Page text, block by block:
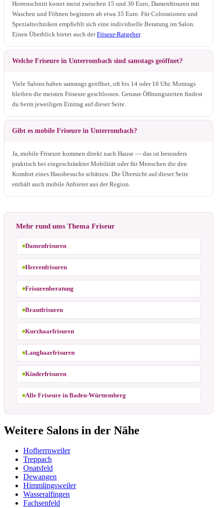
Herrenschnitt kostet meist zwischen 15 und 30 Euro, Damenfrisuren mit
Waschen und Föhnen beginnen ab etwa 35 Euro. Für Colorationen und
Spezialtechniken empfiehlt sich eine individuelle Beratung im Salon.
Einen Überblick bietet auch derFriseur-Ratgeber.
Welche Friseure in Unterrombach sind samstags geöffnet?
Viele Salons haben samstags geöffnet, oft bis 14 oder 16 Uhr. Montags
bleiben die meisten Friseure geschlossen. Genaue Öffnungszeiten findest
du beim jeweiligen Eintrag auf dieser Seite.
Gibt es mobile Friseure in Unterrombach?
Ja, mobile Friseure kommen direkt nach Hause — das ist besonders
praktisch bei eingeschränkter Mobilität oder für Menschen die den
Komfort eines Hausbesuchs schätzen. Die Übersicht auf dieser Seite
enthält auch mobile Anbieter aus der Region.
Mehr rund ums Thema Friseur
Damenfrisuren
Herrenfrisuren
Frisurenberatung
Brautfrisuren
Kurzhaarfrisuren
Langhaarfrisuren
Kinderfrisuren
Alle Friseure in Baden-Württemberg
Weitere Salons in der Nähe
Hofherrnweiler
Treppach
Onatsfeld
Dewangen
Himmlingsweiler
Wasseralfingen
Fachsenfeld